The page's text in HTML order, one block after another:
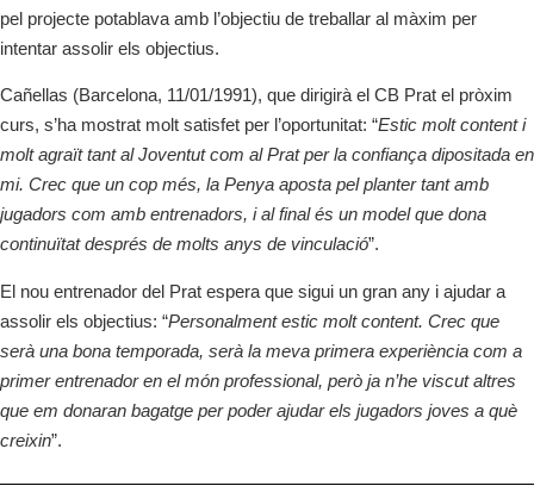
pel projecte potablava amb l’objectiu de treballar al màxim per
intentar assolir els objectius.
Cañellas (Barcelona, 11/01/1991), que dirigirà el CB Prat el pròxim
curs, s’ha mostrat molt satisfet per l’oportunitat: “Estic molt content i
molt agraït tant al Joventut com al Prat per la confiança dipositada en
mi. Crec que un cop més, la Penya aposta pel planter tant amb
jugadors com amb entrenadors, i al final és un model que dona
continuïtat després de molts anys de vinculació”.
El nou entrenador del Prat espera que sigui un gran any i ajudar a
assolir els objectius: “Personalment estic molt content. Crec que
serà una bona temporada, serà la meva primera experiència com a
primer entrenador en el món professional, però ja n’he viscut altres
que em donaran bagatge per poder ajudar els jugadors joves a què
creixin”.